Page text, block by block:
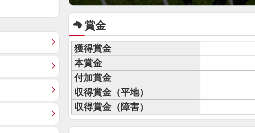
賞金
獲得賞金
本賞金
付加賞金
収得賞金（平地）
収得賞金（障害）